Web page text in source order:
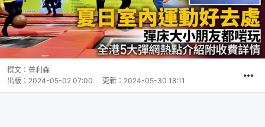
撰文： 普利森
出版： 2024-05-02 07:00 更新： 2024-05-30 18:11